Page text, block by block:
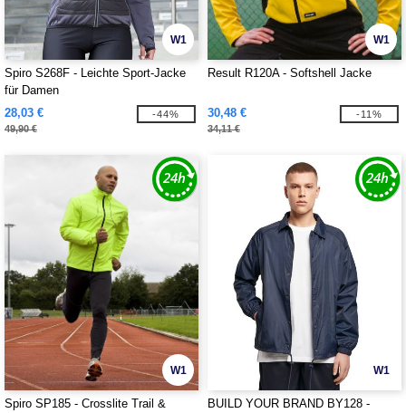
W1
Spiro S268F - Leichte Sport-Jacke
für Damen
28,03 €
49,90 €
-44%
W1
Result R120A - Softshell Jacke
30,48 €
34,11 €
-11%
W1
Spiro SP185 - Crosslite Trail &
W1
BUILD YOUR BRAND BY128 -